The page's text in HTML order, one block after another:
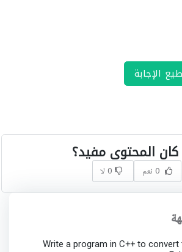
الإجابة
المحتوى مفيد؟
0 نعم 0 لا
Write a program in C++ to